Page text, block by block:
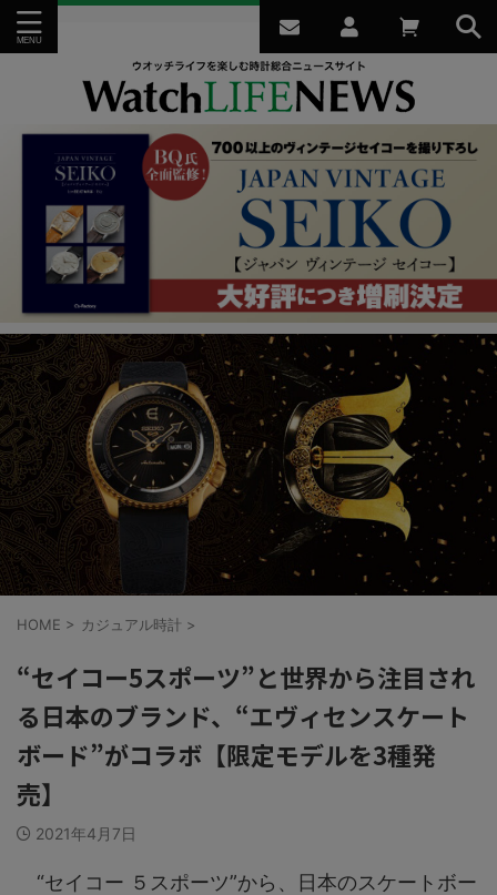
HOME > カジュアル時計 >
“セイコー5スポーツ”と世界から注目され
る日本のブランド、“エヴィセンスケート
ボード”がコラボ【限定モデルを3種発
売】
2021年4月7日
“セイコー ５スポーツ”から、日本のスケートボー